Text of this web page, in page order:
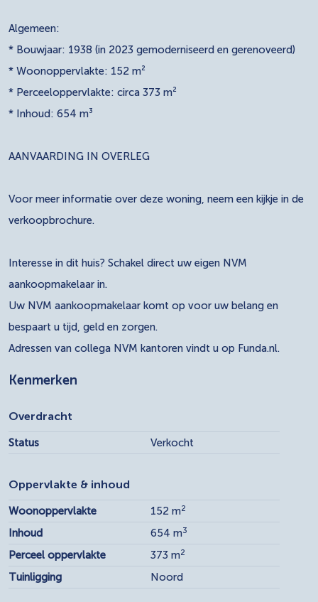
Algemeen:
* Bouwjaar: 1938 (in 2023 gemoderniseerd en gerenoveerd)
* Woonoppervlakte: 152 m²
* Perceeloppervlakte: circa 373 m²
* Inhoud: 654 m³
AANVAARDING IN OVERLEG
Voor meer informatie over deze woning, neem een kijkje in de
verkoopbrochure.
Interesse in dit huis? Schakel direct uw eigen NVM
aankoopmakelaar in.
Uw NVM aankoopmakelaar komt op voor uw belang en
bespaart u tijd, geld en zorgen.
Adressen van collega NVM kantoren vindt u op Funda.nl.
Kenmerken
Overdracht
Status Verkocht
Oppervlakte & inhoud
Woonoppervlakte 152 m2
Inhoud 654 m3
Perceel oppervlakte 373 m2
Tuinligging Noord